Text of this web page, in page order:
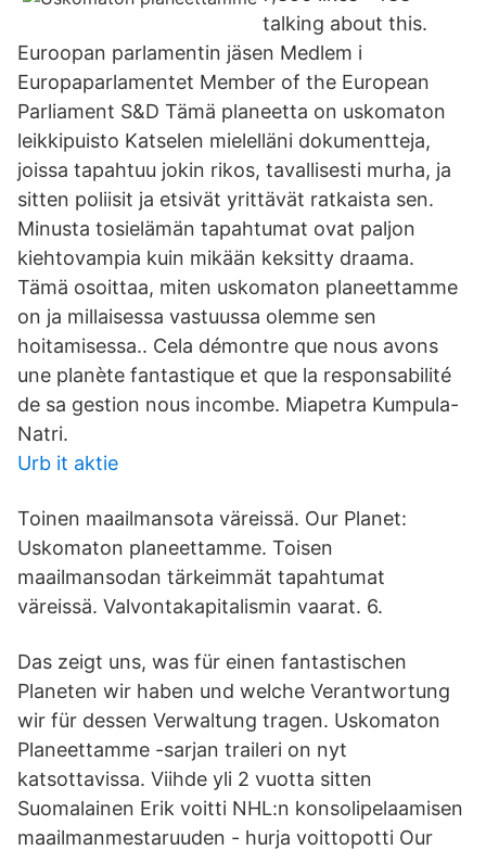
talking about this.
Euroopan parlamentin jäsen Medlem i
Europaparlamentet Member of the European
Parliament S&D Tämä planeetta on uskomaton
leikkipuisto Katselen mielelläni dokumentteja,
joissa tapahtuu jokin rikos, tavallisesti murha, ja
sitten poliisit ja etsivät yrittävät ratkaista sen.
Minusta tosielämän tapahtumat ovat paljon
kiehtovampia kuin mikään keksitty draama.
Tämä osoittaa, miten uskomaton planeettamme
on ja millaisessa vastuussa olemme sen
hoitamisessa.. Cela démontre que nous avons
une planète fantastique et que la responsabilité
de sa gestion nous incombe. Miapetra Kumpula-
Natri.
Urb it aktie
Toinen maailmansota väreissä. Our Planet:
Uskomaton planeettamme. Toisen
maailmansodan tärkeimmät tapahtumat
väreissä. Valvontakapitalismin vaarat. 6.
Das zeigt uns, was für einen fantastischen
Planeten wir haben und welche Verantwortung
wir für dessen Verwaltung tragen. Uskomaton
Planeettamme -sarjan traileri on nyt
katsottavissa. Viihde yli 2 vuotta sitten
Suomalainen Erik voitti NHL:n konsolipelaamisen
maailmanmestaruuden - hurja voittopotti Our